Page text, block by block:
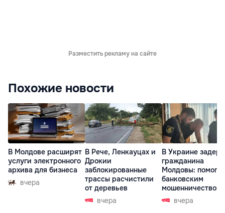
Разместить рекламу на сайте
Похожие новости
В Молдове расширят
услуги электронного
архива для бизнеса
вчера
В Рече, Ленкауцах и
Дрокии
заблокированные
трассы расчистили
от деревьев
вчера
В Украине
гражданина
Молдовы:
банковским
мошенничеством
Чехиивчера